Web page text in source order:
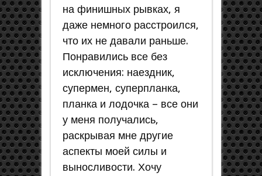
на финишных рывках, я
даже немного расстроился,
что их не давали раньше.
Понравились все без
исключения: наездник,
супермен, суперпланка,
планка и лодочка – все они
у меня получались,
раскрывая мне другие
аспекты моей силы и
выносливости. Хочу